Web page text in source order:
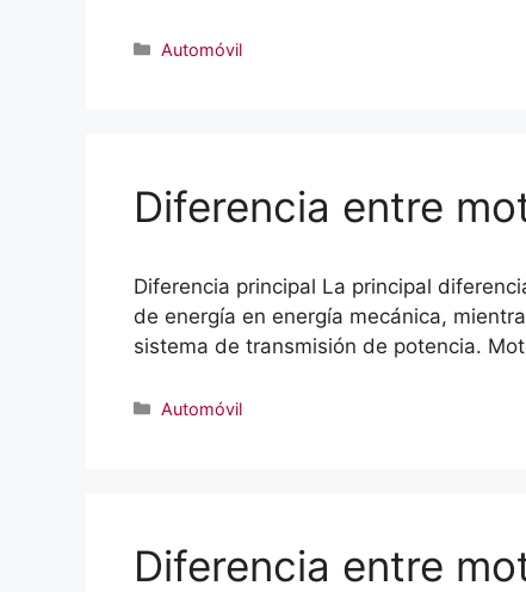
Categorías
Automóvil
Diferencia entre
Diferencia principal La principal
de energía en energía mecánica,
sistema de transmisión de potencia.
Categorías
Automóvil
Diferencia entre